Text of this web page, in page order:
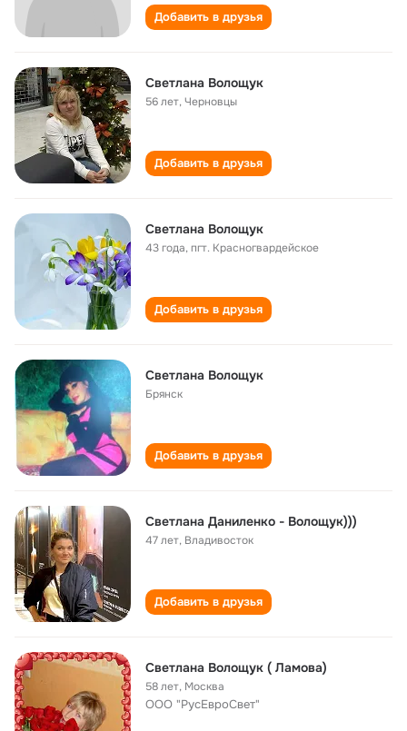
Добавить в друзья
Светлана Волощук
56 лет,Черновцы
Добавить в друзья
Светлана Волощук
43 года,пгт. Красногвардейское
Добавить в друзья
Светлана Волощук
Брянск
Добавить в друзья
Светлана Даниленко - Волощук)))
47 лет, Владивосток
Добавить в друзья
Светлана Волощук ( Ламова)
58 лет, Москва
ООО "РусЕвроСвет"